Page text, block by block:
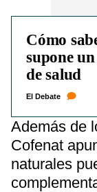
Cómo
supone
de salud
El Debate
Además de
Cofenat
naturales